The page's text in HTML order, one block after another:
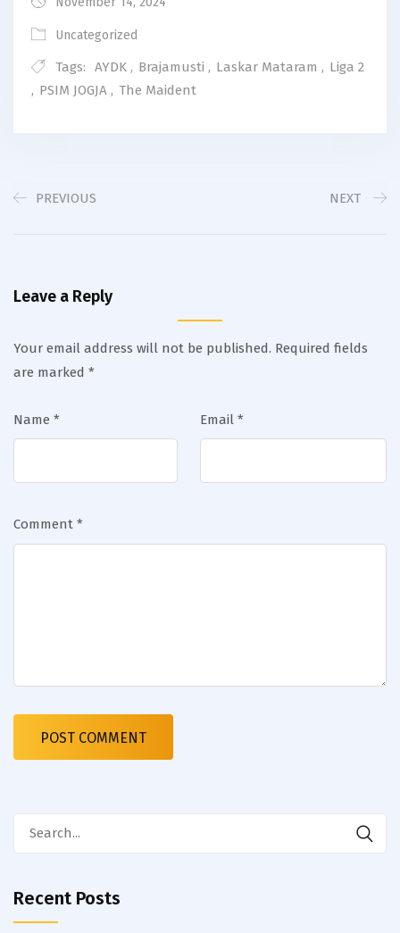
Uncategorized
Tags: AYDK , Brajamusti , Laskar Mataram , Liga 2
, PSIM JOGJA , The Maident
PREVIOUS NEXT
Leave a Reply
Your email address will not be published. Required fields
are marked *
Name * Email *
Comment *
Recent Posts